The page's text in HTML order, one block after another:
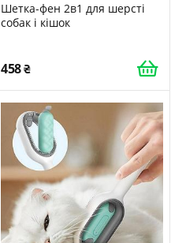
Шетка-фен 2в1 для шерсті
собак і кішок
458